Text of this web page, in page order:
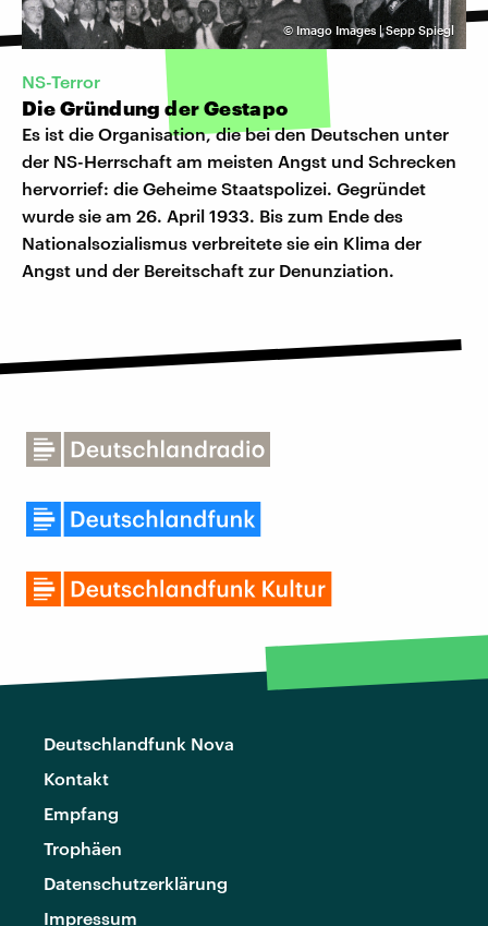
© Imago Images | Sepp Spiegl
NS-Terror
Die Gründung der Gestapo
Es ist die Organisation, die bei den Deutschen unter
der NS-Herrschaft am meisten Angst und Schrecken
hervorrief: die Geheime Staatspolizei. Gegründet
wurde sie am 26. April 1933. Bis zum Ende des
Nationalsozialismus verbreitete sie ein Klima der
Angst und der Bereitschaft zur Denunziation.
Deutschlandfunk Nova
Kontakt
Empfang
Trophäen
Datenschutzerklärung
Impressum